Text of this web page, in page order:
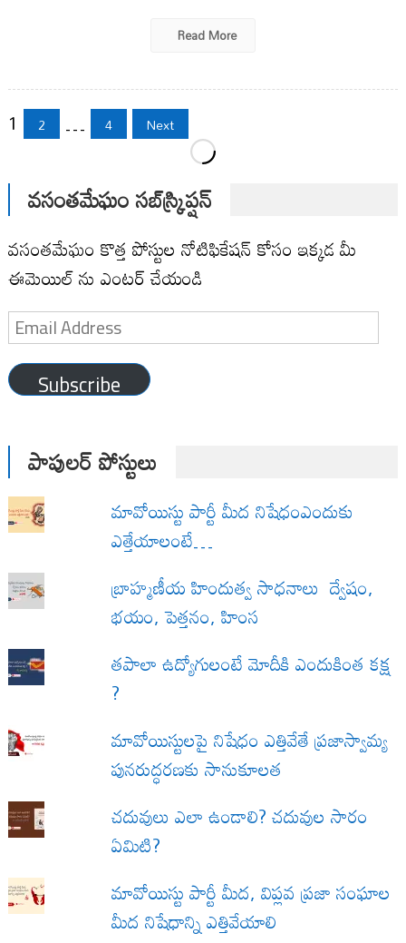
Read More
Posts
pagination
1 2 … 4 Next
వసంతమేఘం సబ్‌స్క్రిప్షన్
వసంతమేఘం కొత్త పోస్టుల నోటిఫికేషన్ కోసం ఇక్కడ మీ
ఈమెయిల్ ను ఎంటర్ చేయండి
Email
Address
Subscribe
పాపులర్ పోస్టులు
మావోయిస్టు పార్టీ మీద నిషేధంఎందుకు
ఎత్తేయాలంటే…
బ్రాహ్మణీయ హిందుత్వ సాధనాలు ద్వేషం,
భయం, పెత్తనం, హింస
త‌పాలా ఉద్యోగులంటే మోదీకి ఎందుకింత కక్ష
?
మావోయిస్టులపై నిషేధం ఎత్తివేతే ప్రజాస్వామ్య
పునరుద్ధరణకు సానుకూలత
చదువులు ఎలా ఉండాలి? చదువుల సారం
ఏమిటి?
మావోయిస్టు పార్టీ మీద, విప్లవ ప్రజా సంఘాల
మీద నిషేధాన్ని ఎత్తివేయాలి